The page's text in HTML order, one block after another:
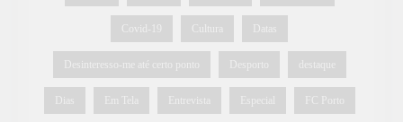
Covid-19 Cultura Datas
Desinteresso-me até certo ponto Desporto destaque
Dias Em Tela Entrevista Especial FC Porto